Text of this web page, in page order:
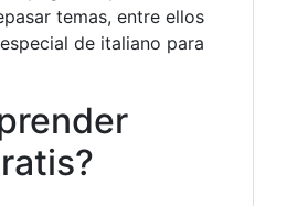
temas, entre ellos
de italiano para